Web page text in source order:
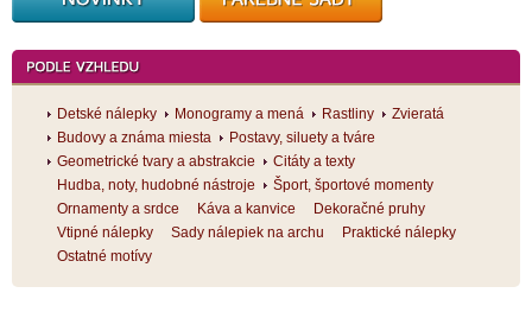
Detské nálepky Monogramy a mená Rastliny
Zvieratá
Budovy a známa miesta
Postavy, siluety a tváre
Geometrické tvary a abstrakcie
Citáty a texty
Hudba, noty, hudobné nástroje
Šport, športové momenty
Ornamenty a srdce
Káva a kanvice
Dekoračné pruhy
Vtipné nálepky
Sady nálepiek na archu
Praktické nálepky
Ostatné motívy